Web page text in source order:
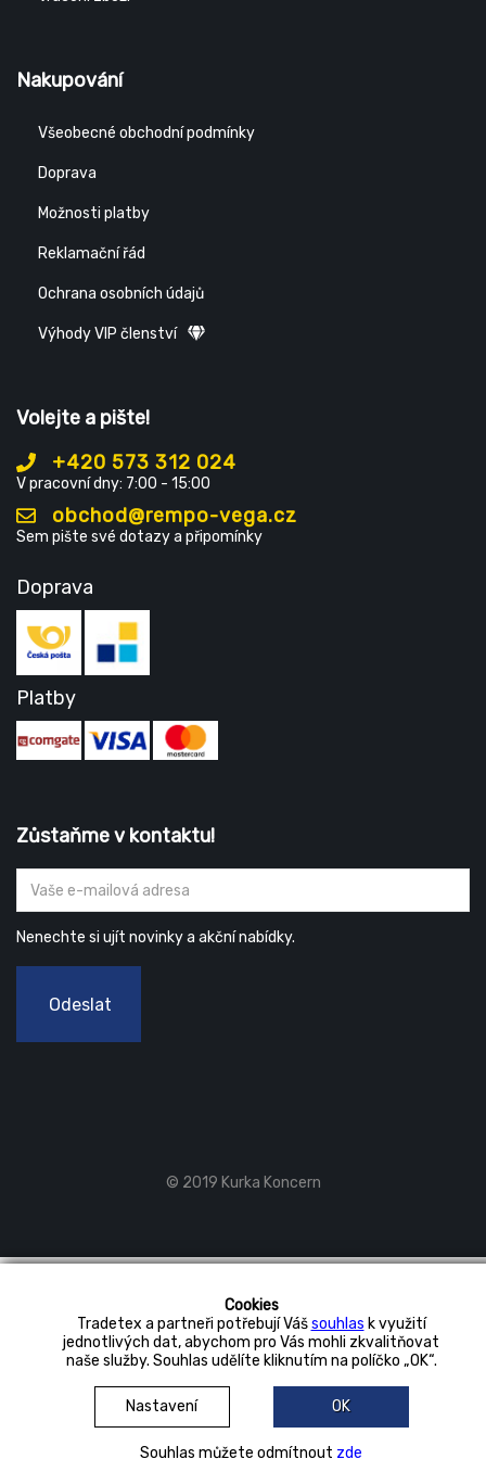
Cookies
Tradetex a partneři potřebují Vášsouhlas k využití
jednotlivých dat, abychom pro Vás mohli zkvalitňovat
naše služby. Souhlas udělíte kliknutím na políčko „OK“.
Nastavení OK
Souhlas můžete odmítnout zde
Nakupování
Všeobecné obchodní podmínky
Doprava
Možnosti platby
Reklamační řád
Ochrana osobních údajů
Výhody VIP členství
Volejte a pište!
+420 573 312 024
V pracovní dny: 7:00 - 15:00
obchod@rempo-vega.cz
Sem pište své dotazy a připomínky
Doprava
Platby
Zůstaňme v kontaktu!
Nenechte si ujít novinky a akční nabídky.
Odeslat
© 2019 Kurka Koncern